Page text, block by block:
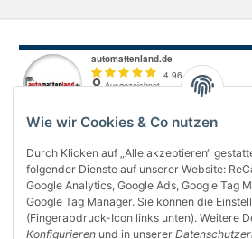
Wie wir Cookies & Co nutzen
Durch Klicken auf „Alle akzeptieren“
folgender Dienste auf unserer Website:
Google Analytics, Google Ads, Google Tag
Google Tag Manager. Sie können die
(Fingerabdruck-Icon links unten). Weitere
Konfigurieren und in unserer
Über uns
Informationen